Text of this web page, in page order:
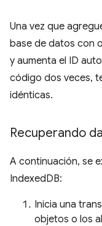
Una vez que
base de datos con
y aumenta el ID
código dos veces,
idénticas.
Recuperando
A continuación, se
IndexedDB:
Inicia una
objetos o los